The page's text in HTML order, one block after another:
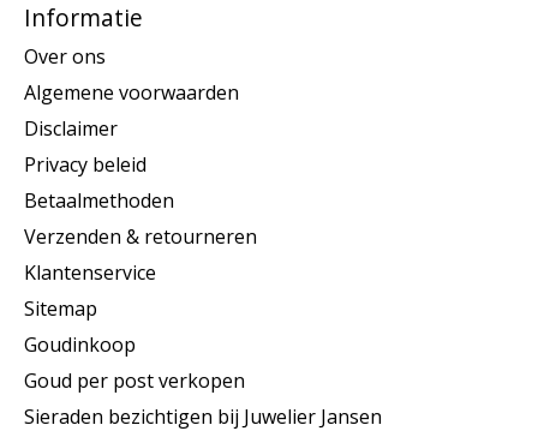
Informatie
Over ons
Algemene voorwaarden
Disclaimer
Privacy beleid
Betaalmethoden
Verzenden & retourneren
Klantenservice
Sitemap
Goudinkoop
Goud per post verkopen
Sieraden bezichtigen bij Juwelier Jansen